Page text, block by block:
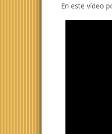
En este vídeo